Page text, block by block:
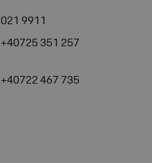
021 9911
+40725 351 257
+40722 467 735